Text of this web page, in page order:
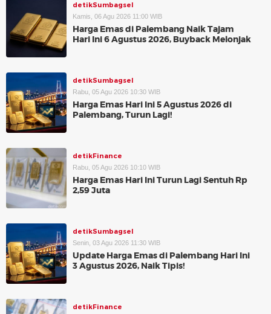
detikSumbagsel
Kamis, 06 Agu 2026 11:00 WIB
Harga Emas di Palembang Naik Tajam
Hari Ini 6 Agustus 2026, Buyback Melonjak
detikSumbagsel
Rabu, 05 Agu 2026 10:30 WIB
Harga Emas Hari Ini 5 Agustus 2026 di
Palembang, Turun Lagi!
detikFinance
Rabu, 05 Agu 2026 10:10 WIB
Harga Emas Hari Ini Turun Lagi Sentuh Rp
2,59 Juta
detikSumbagsel
Senin, 03 Agu 2026 11:30 WIB
Update Harga Emas di Palembang Hari Ini
3 Agustus 2026, Naik Tipis!
detikFinance